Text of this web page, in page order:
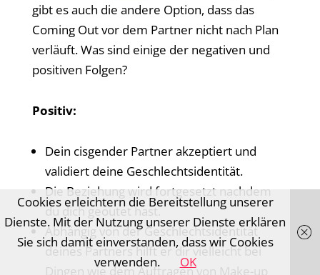
gibt es auch die andere Option, dass das
Coming Out vor dem Partner nicht nach Plan
verläuft. Was sind einige der negativen und
positiven Folgen?
Positiv:
Dein cisgender Partner akzeptiert und
validiert deine Geschlechtsidentität.
Die Beziehung wird fortgesetzt nachdem
du dich geoutet hast.
Abhängig von der Geschlechtsidentität
deines Partners hilft er dir vielleicht bei
Dingen wie dem Auftragen von Make-up
Cookies erleichtern die Bereitstellung unserer
Dienste. Mit der Nutzung unserer Dienste erklären
Sie sich damit einverstanden, dass wir Cookies
verwenden.
OK